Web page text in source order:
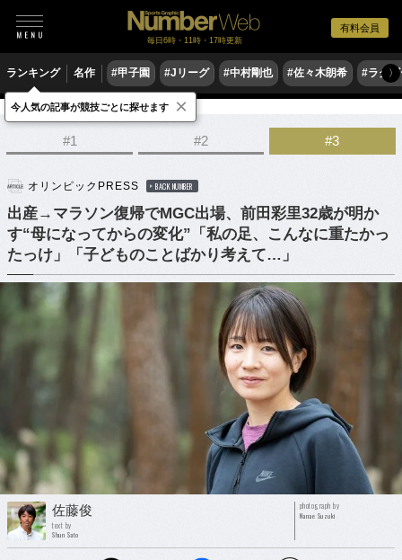
有料会員
毎日6時・11時・17時更新
ランキング 名作 #甲子園 #Jリーグ #中村剛也 #佐々木朗希 #ラグ〉
陸上 マラソン
#1 #2 #3
オリンピックPRESS BACK NUMBER
出産→マラソン復帰でMGC出場、前田彩里32歳が明か
す“母になってからの変化”「私の足、こんなに重たかっ
たっけ」「子どものことばかり考えて…」
佐藤俊
text by
Shun Sato
photograph by
Nanae Suzuki
今人気の記事が競技ごとに探せます ×